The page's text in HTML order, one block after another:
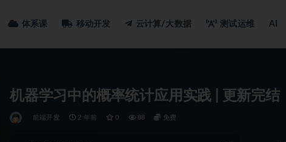
体系课 移动开发 云计算/大数据 测试运维 AI
机器学习中的概率统计应用实践 | 更新完结
前端开发 2 年前 0 88 免费